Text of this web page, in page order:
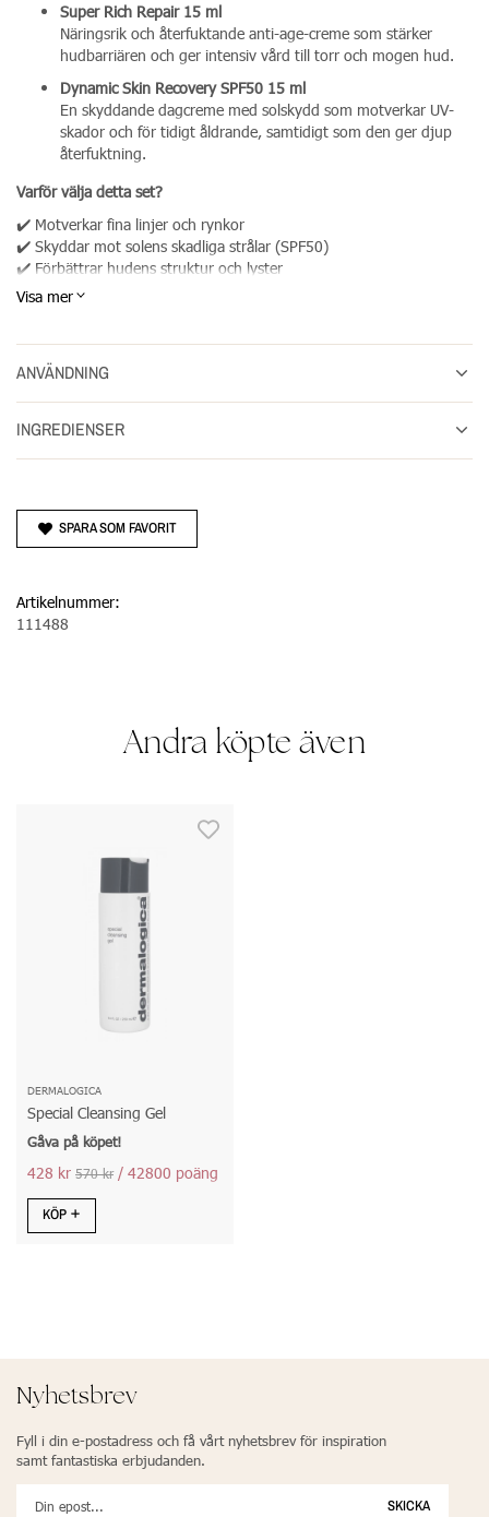
ANVÄNDNING
INGREDIENSER
Super Rich Repair 15 ml
Näringsrik och återfuktande anti-age-creme som stärker
hudbarriären och ger intensiv vård till torr och mogen hud.
Dynamic Skin Recovery SPF50 15 ml
En skyddande dagcreme med solskydd som motverkar UV-
skador och för tidigt åldrande, samtidigt som den ger djup
återfuktning.
Varför välja detta set?
✔️ Motverkar fina linjer och rynkor
✔️ Skyddar mot solens skadliga strålar (SPF50)
✔️ Förbättrar hudens struktur och lyster
✔️ Idealisk för mogen, torr eller solskadad hud
kurbehandling för mogen hud.
Resultat baserat på oberoende kliniska tester och
konsumentundersökningar.
Dermalogica – professionell hudvård med kliniskt bevisad effekt.
Visa mer
SPARA SOM FAVORIT
Artikelnummer:
111488
Andra köpte även
DERMALOGICA
Special Cleansing Gel
Gåva på köpet!
428 kr 570 kr/ 42800 poäng
KÖP
Nyhetsbrev
Fyll i din e-postadress och få vårt nyhetsbrev för inspiration
samt fantastiska erbjudanden.
SKICKA